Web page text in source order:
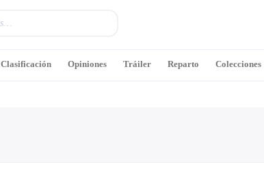
Clasificación Opiniones Tráiler Reparto Colecciones